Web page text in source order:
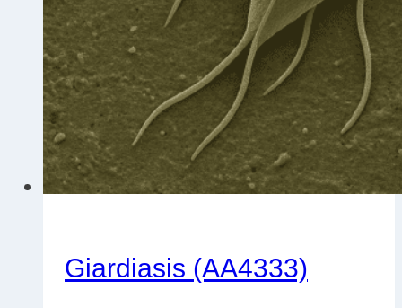
Giardiasis (AA4333)